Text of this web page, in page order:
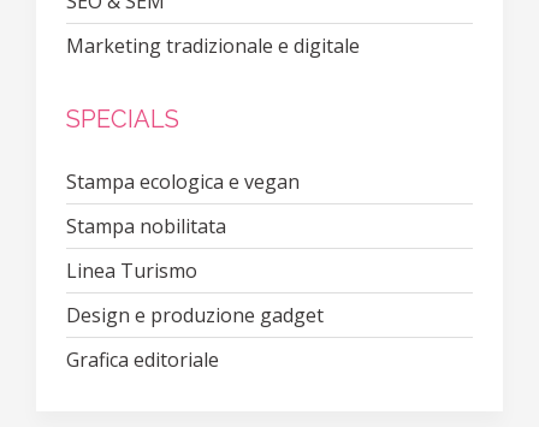
Marketing tradizionale e digitale
SPECIALS
Stampa ecologica e vegan
Stampa nobilitata
Linea Turismo
Design e produzione gadget
Grafica editoriale